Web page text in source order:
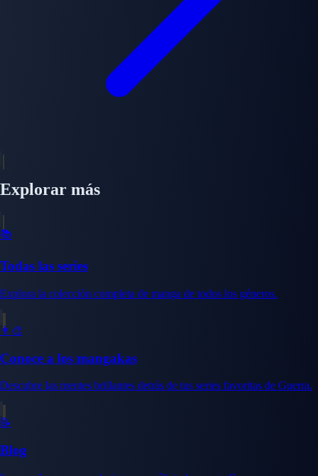
Explorar más
📚
Todas las series
Explora la colección completa de manga de todos los géneros.
👨‍🎨
Conoce a los mangakas
Descubre las mentes brillantes detrás de tus series favoritas de Guerra.
📝
Blog